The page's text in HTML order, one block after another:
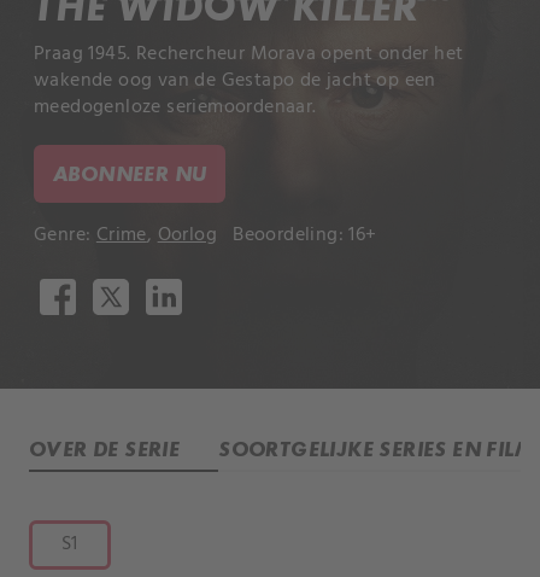
Praag 1945. Rechercheur Morava opent onder het
wakende oog van de Gestapo de jacht op een
meedogenloze seriemoordenaar.
ABONNEER NU
Genre: Crime, Oorlog Beoordeling: 16+
OVER DE SERIE SOORTGELIJKE SERIES EN
S1